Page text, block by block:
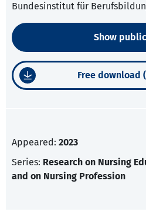
Bundesinstitut für
Show
Free download
Appeared: 2023
Series: Research on Nursing
and on Nursing Profession